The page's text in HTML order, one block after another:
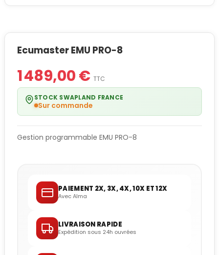
Ecumaster EMU PRO-8
1 489,00 € TTC
STOCK SWAPLAND FRANCE
Sur commande
Gestion programmable EMU PRO-8
PAIEMENT 2X, 3X, 4X, 10X ET 12X
Avec Alma
LIVRAISON RAPIDE
Expédition sous 24h ouvrées